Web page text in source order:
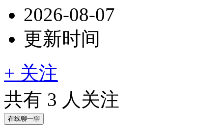
2026-08-07
更新时间
+ 关注
共有 3 人关注
在线聊一聊